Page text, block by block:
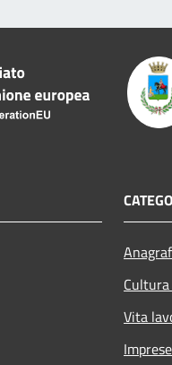
Vita